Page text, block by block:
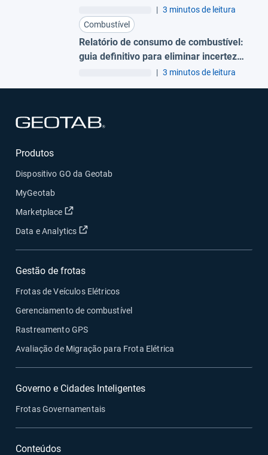
identificar e prevenir fraudes
| 3 minutos de leitura
Combustível
Relatório de consumo de combustível:
guia definitivo para eliminar incertezas
na gestão de frotas| 3 minutos de leitura
Produtos
Dispositivo GO da Geotab
MyGeotab
Marketplace
Abrir em uma nova janela
Data e Analytics Abrir em uma nova janela
Gestão de frotas
Frotas de Veículos Elétricos
Gerenciamento de combustível
Rastreamento GPS
Avaliação de Migração para Frota Elétrica
Governo e Cidades Inteligentes
Frotas Governamentais
Conteúdos